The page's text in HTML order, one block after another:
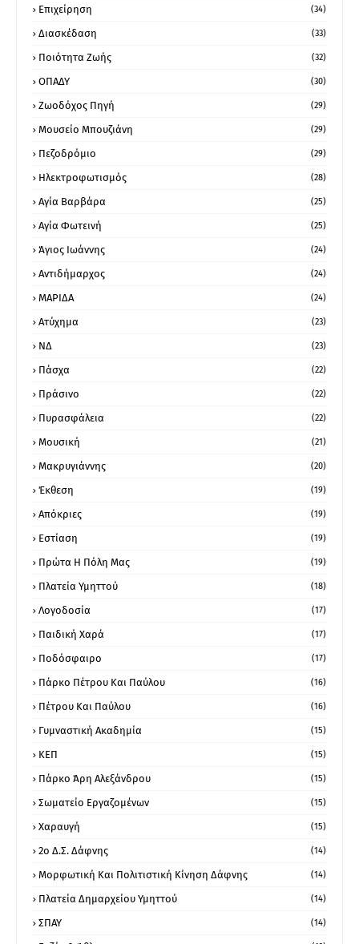
Επιχείρηση (34)
Διασκέδαση (33)
Ποιότητα Ζωής (32)
ΟΠΑΔΥ (30)
Ζωοδόχος Πηγή (29)
Μουσείο Μπουζιάνη (29)
Πεζοδρόμιο (29)
Ηλεκτροφωτισμός (28)
Αγία Βαρβάρα (25)
Αγία Φωτεινή (25)
Άγιος Ιωάννης (24)
Αντιδήμαρχος (24)
ΜΑΡΙΔΑ (24)
Ατύχημα (23)
ΝΔ (23)
Πάσχα (22)
Πράσινο (22)
Πυρασφάλεια (22)
Μουσική (21)
Μακρυγιάννης (20)
Έκθεση (19)
Απόκριες (19)
Εστίαση (19)
Πρώτα Η Πόλη Μας (19)
Πλατεία Υμηττού (18)
Λογοδοσία (17)
Παιδική Χαρά (17)
Ποδόσφαιρο (17)
Πάρκο Πέτρου Και Παύλου (16)
Πέτρου Και Παύλου (16)
Γυμναστική Ακαδημία (15)
ΚΕΠ (15)
Πάρκο Άρη Αλεξάνδρου (15)
Σωματείο Εργαζομένων (15)
Χαραυγή (15)
2ο Δ.Σ. Δάφνης (14)
Μορφωτική Και Πολιτιστική Κίνηση Δάφνης (14)
Πλατεία Δημαρχείου Υμηττού (14)
ΣΠΑΥ (14)